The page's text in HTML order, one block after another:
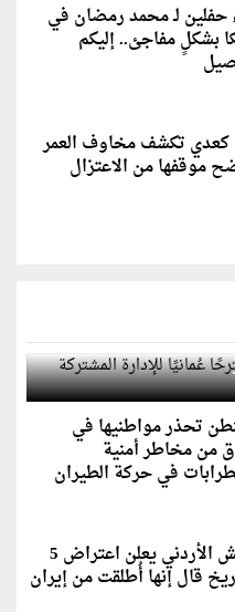
حفلين لـ محمد رمضان في
بشكلٍ مفاجئ.. إليكم
كعدي تكشف مخاوف العمر
موقفها من الاعتزال
عُمانيًا للإدارة
تحذر مواطنيها في
من مخاطر أمنية
في حركة الطيران
الجيش الأردني يعلن اعتراض 5
قال إنها أُطلقت من إيران